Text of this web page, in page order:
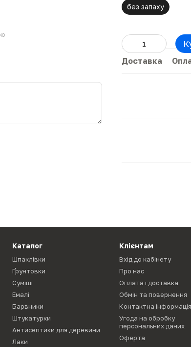
без запаху
Доставка
Каталог
Шпаклівки
Ґрунтовки
Суміші
Емалі
Барвники
Штукатурки
Антисептики для деревини
Лаки
Клієнтам
Вхід до кабінету
Про нас
Оплата і доставка
Обмін та повернення
Контактна інформація
Угода на обробку
персональних даних
Оферта